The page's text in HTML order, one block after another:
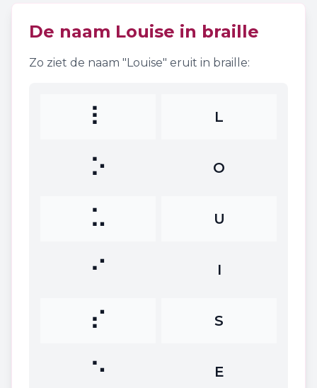
De naam Louise in braille
Zo ziet de naam "Louise" eruit in braille:
⠇ L
⠕ O
⠥ U
⠊ I
⠎ S
⠑ E